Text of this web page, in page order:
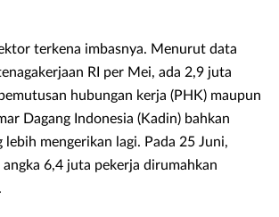
terkena imbasnya. Menurut data
RI per Mei, ada 2,9 juta
hubungan kerja (PHK) maupun
Dagang Indonesia (Kadin) bahkan
lebih mengerikan lagi. Pada 25 Juni,
6,4 juta pekerja dirumahkan